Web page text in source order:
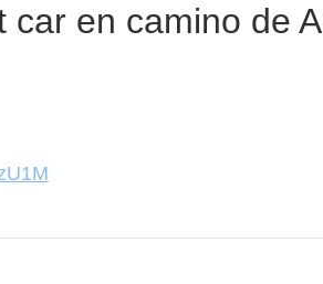
car en camino de